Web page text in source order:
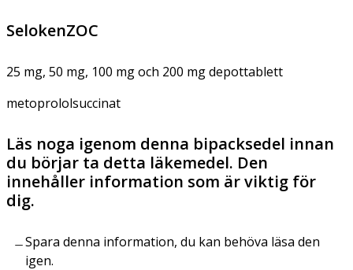
SelokenZOC
25 mg, 50 mg, 100 mg och 200 mg depottablett
metoprololsuccinat
Läs noga igenom denna bipacksedel innan
du börjar ta detta läkemedel. Den
innehåller information som är viktig för
dig.
Spara denna information, du kan behöva läsa den
igen.